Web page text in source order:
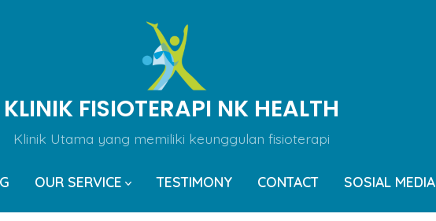
KLINIK FISIOTERAPI NK HEALTH
Klinik Utama yang memiliki keunggulan fisioterapi
OUR SERVICE TESTIMONY CONTACT SOSIAL MEDIA